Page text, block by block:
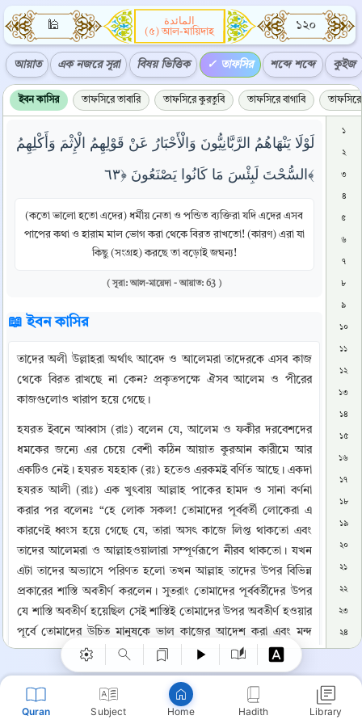
Quran Subject Home Hadith Library
🕌
المائدة
(৫) আল-মায়িদাহ
১২০
আয়াত এক নজরে সূরা বিষয় ভিত্তিক তাফসির শব্দে শব্দে কুইজ
ইবন কাসির তাফসিরে তাবারি তাফসিরে কুরতুবি তাফসিরে বাগাবি তাফসিরে
لَوْلَا يَنْهَاهُمُ الرَّبَّانِيُّونَ وَالْأَحْبَارُ عَنْ قَوْلِهِمُ الْإِثْمَ وَأَكْلِهِمُ
السُّحْتَ لَبِئْسَ مَا كَانُوا يَصْنَعُونَ ﴿٦٣﴾
(কতো ভালো হতো এদের) ধর্মীয় নেতা ও পন্ডিত ব্যক্তিরা যদি এদের এসব
পাপের কথা ও হারাম মাল ভোগ করা থেকে বিরত রাখতো! (কারণ) এরা যা
কিছু (সংগ্রহ) করছে তা বড়োই জঘন্য!
( সূরা: আল-মায়েদা - আয়াত: 63 )
📖 ইবন কাসির
তাদের অলী উল্লাহরা অর্থাৎ আবেদ ও আলেমরা তাদেরকে এসব কাজ
থেকে বিরত রাখছে না কেন? প্রকৃতপক্ষে ঐসব আলেম ও পীরের
কাজগুলোও খারাপ হয়ে গেছে।
হযরত ইবনে আব্বাস (রাঃ) বলেন যে, আলেম ও ফকীর দরবেশদের
ধমকের জন্যে এর চেয়ে বেশী কঠিন আয়াত কুরআন কারীমে আর
একটিও নেই। হযরত যহহাক (রঃ) হতেও এরকমই বর্ণিত আছে। একদা
হযরত আলী (রাঃ) এক খুৎবায় আল্লাহ পাকের হামদ ও সানা বর্ণনা
করার পর বলেনঃ “হে লোক সকল! তোমাদের পূর্ববর্তী লোকেরা এ
কারণেই ধ্বংস হয়ে গেছে যে, তারা অসৎ কাজে লিপ্ত থাকতো এবং
তাদের আলেমরা ও আল্লাহওয়ালারা সম্পূর্ণরূপে নীরব থাকতো। যখন
এটা তাদের অভ্যাসে পরিণত হলো তখন আল্লাহ তাদের উপর বিভিন্ন
প্রকারের শাস্তি অবতীর্ণ করলেন। সুতরাং তোমাদের পূর্ববর্তীদের উপর
যে শাস্তি অবতীর্ণ হয়েছিল সেই শাস্তিই তোমাদের উপর অবতীর্ণ হওয়ার
পূর্বে তোমাদের উচিত মানুষকে ভাল কাজের আদেশ করা এবং মন্দ
কাজ থেকে বিরত রাখা। বিশ্বাস রেখো যে, ভাল কাজের আদেশ ও মন্দ
কাজে বাধা প্রদান না তোমাদের রিস্ক বা খাদ্য কমাবে, না তোমাদের মৃত্যু
নিকটবর্তী করবে। সুনানে আবি দাউদে হযরত জাবীর (রাঃ) হতে বর্ণিত
আছে, তিনি বলেনঃ আমি রাসূলুল্লাহ (সঃ)-কে বলতে শুনেছি-“যে
১
২
৩
৪
৫
৬
৭
৮
৯
১০
১১
১২
১৩
১৪
১৫
১৬
১৭
১৮
১৯
২০
২১
২২
২৩
২৪
২৬
Copy